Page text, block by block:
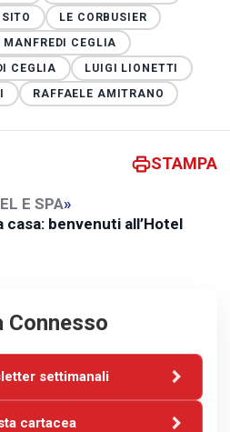
LE CORBUSIER
MANFREDI CEGLIA
CEGLIA
LUIGI LIONETTI
RAFFAELE AMITRANO
STAMPA
E SPA»
casa: benvenuti all’Hotel
Connesso
settimanali
cartacea